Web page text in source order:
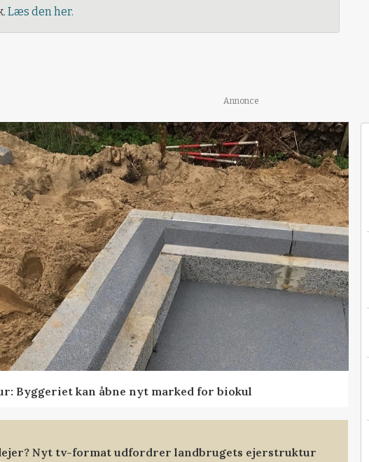
Læs den her.
Annonce
Byggeriet kan åbne nyt marked for biokul
Nyt tv-format udfordrer landbrugets ejerstruktur